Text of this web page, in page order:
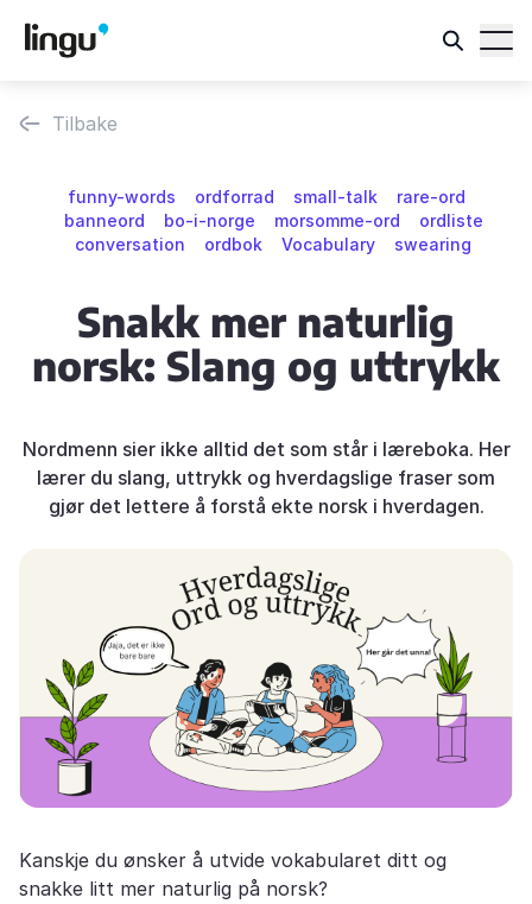
Tilbake
funny-words ordforrad small-talk
rare-ord
banneord
bo-i-norge morsomme-ord
ordliste
conversation
ordbok Vocabulary swearing
Snakk mer naturlig
norsk: Slang og uttrykk
Nordmenn sier ikke alltid det som står i læreboka. Her
lærer du slang, uttrykk og hverdagslige fraser som
gjør det lettere å forstå ekte norsk i hverdagen.
Kanskje du ønsker å utvide vokabularet ditt og
snakke litt mer naturlig på norsk?